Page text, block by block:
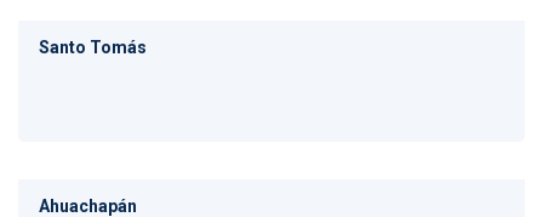
Santo Tomás
Ahuachapán